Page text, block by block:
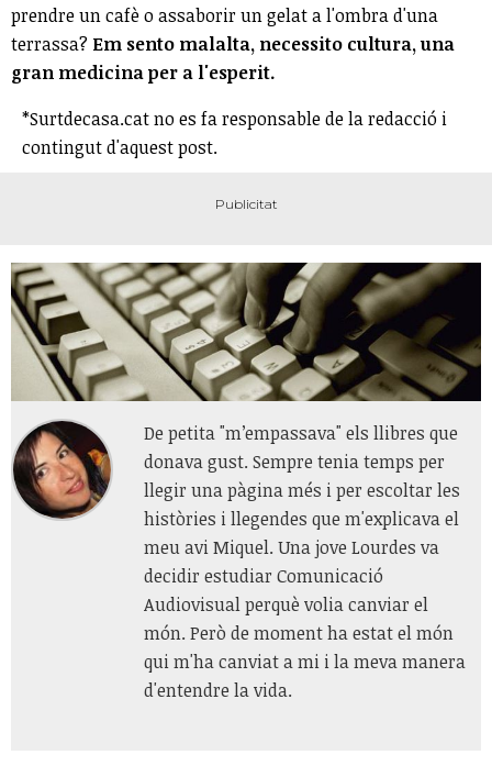
prendre un cafè o assaborir un gelat a l'ombra d'una
terrassa? Em sento malalta, necessito cultura, una
gran medicina per a l'esperit.
*Surtdecasa.cat no es fa responsable de la redacció i
contingut d'aquest post.
De petita "m’empassava" els llibres que
donava gust. Sempre tenia temps per
llegir una pàgina més i per escoltar les
històries i llegendes que m'explicava el
meu avi Miquel. Una jove Lourdes va
decidir estudiar Comunicació
Audiovisual perquè volia canviar el
món. Però de moment ha estat el món
qui m'ha canviat a mi i la meva manera
d'entendre la vida.